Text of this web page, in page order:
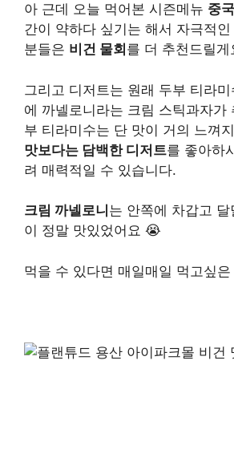
아 근데 오늘 먹어본 시즌메뉴 중
간이 약하다 싶기는 해서 자극적
분들은 비건 물회 를 더 추천드릴게
그리고 디저트는 원래 두부 티라
에 까넬로니라는 크림 스틱과자가
부 티라미수는 단 맛이 거의 느껴
맛보다는 담백한 디저트를 좋아하
려 매력적일 수 있습니다.
크림 까넬로니 는 안쪽에 차갑고
이 정말 맛있었어요 😭
먹을 수 있다면 매일매일 먹고싶